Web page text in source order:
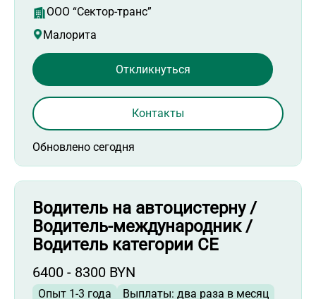
ООО “Сектор-транс”
Малорита
Обновлено сегодня
Откликнуться
Контакты
Водитель на автоцистерну /
Водитель-международник /
Водитель категории СЕ
6400 - 8300 BYN
Опыт 1-3 года Выплаты: два раза в месяц